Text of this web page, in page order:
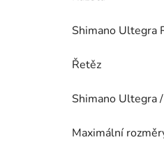
Shimano Ultegra
Řetěz
Shimano Ultegra
Maximální